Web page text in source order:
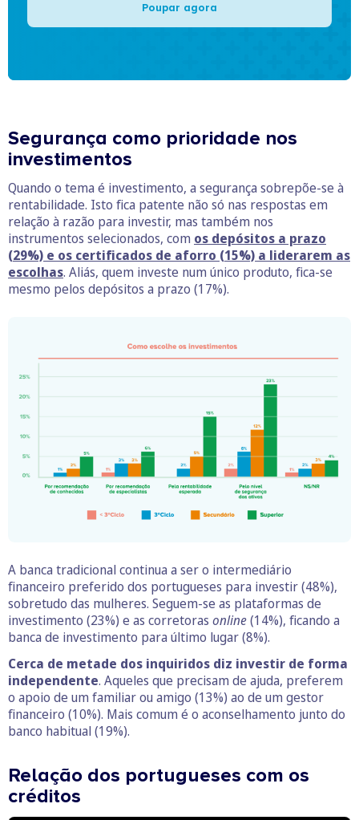
Poupar agora
Segurança como prioridade nos
investimentos
Quando o tema é investimento, a segurança sobrepõe-se à
rentabilidade. Isto fica patente não só nas respostas em
relação à razão para investir, mas também nos
instrumentos selecionados, com os depósitos a prazo
(29%) e os certificados de aforro (15%) a liderarem as
escolhas. Aliás, quem investe num único produto, fica-se
mesmo pelos depósitos a prazo (17%).
A banca tradicional continua a ser o intermediário
financeiro preferido dos portugueses para investir (48%),
sobretudo das mulheres. Seguem-se as plataformas de
investimento (23%) e as corretoras online(14%), ficando a
banca de investimento para último lugar (8%).
Cerca de metade dos inquiridos diz investir de forma
independente. Aqueles que precisam de ajuda, preferem
o apoio de um familiar ou amigo (13%) ao de um gestor
financeiro (10%). Mais comum é o aconselhamento junto do
banco habitual (19%).
Relação dos portugueses com os
créditos